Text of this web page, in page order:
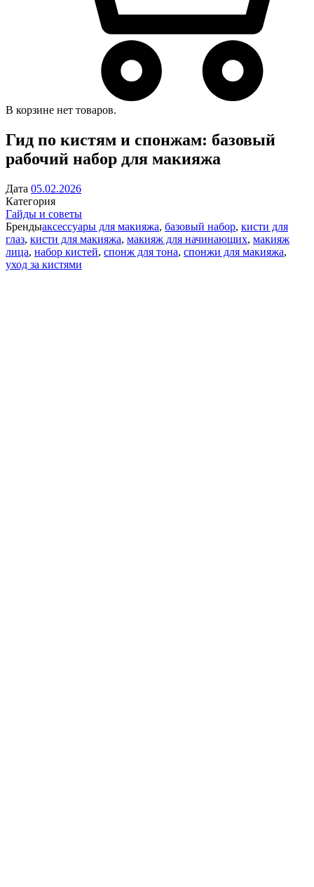
В корзине нет товаров.
Гид по кистям и спонжам: базовый
рабочий набор для макияжа
Дата 05.02.2026
Категория
Гайды и советы
Брендыаксессуары для макияжа, базовый набор, кисти для
глаз, кисти для макияжа, макияж для начинающих, макияж
лица, набор кистей, спонж для тона, спонжи для макияжа,
уход за кистями